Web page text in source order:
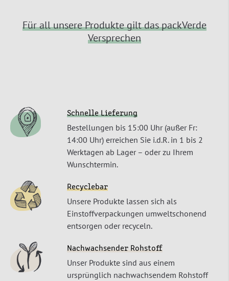
Für all unsere Produkte gilt das packVerde
Versprechen
Schnelle Lieferung
Bestellungen bis 15:00 Uhr (außer Fr:
14:00 Uhr) erreichen Sie i.d.R. in 1 bis 2
Werktagen ab Lager – oder zu Ihrem
Wunschtermin.
Recyclebar
Unsere Produkte lassen sich als
Einstoffverpackungen umweltschonend
entsorgen oder recyceln.
Nachwachsender Rohstoff
Unser Produkte sind aus einem
ursprünglich nachwachsendem Rohstoff